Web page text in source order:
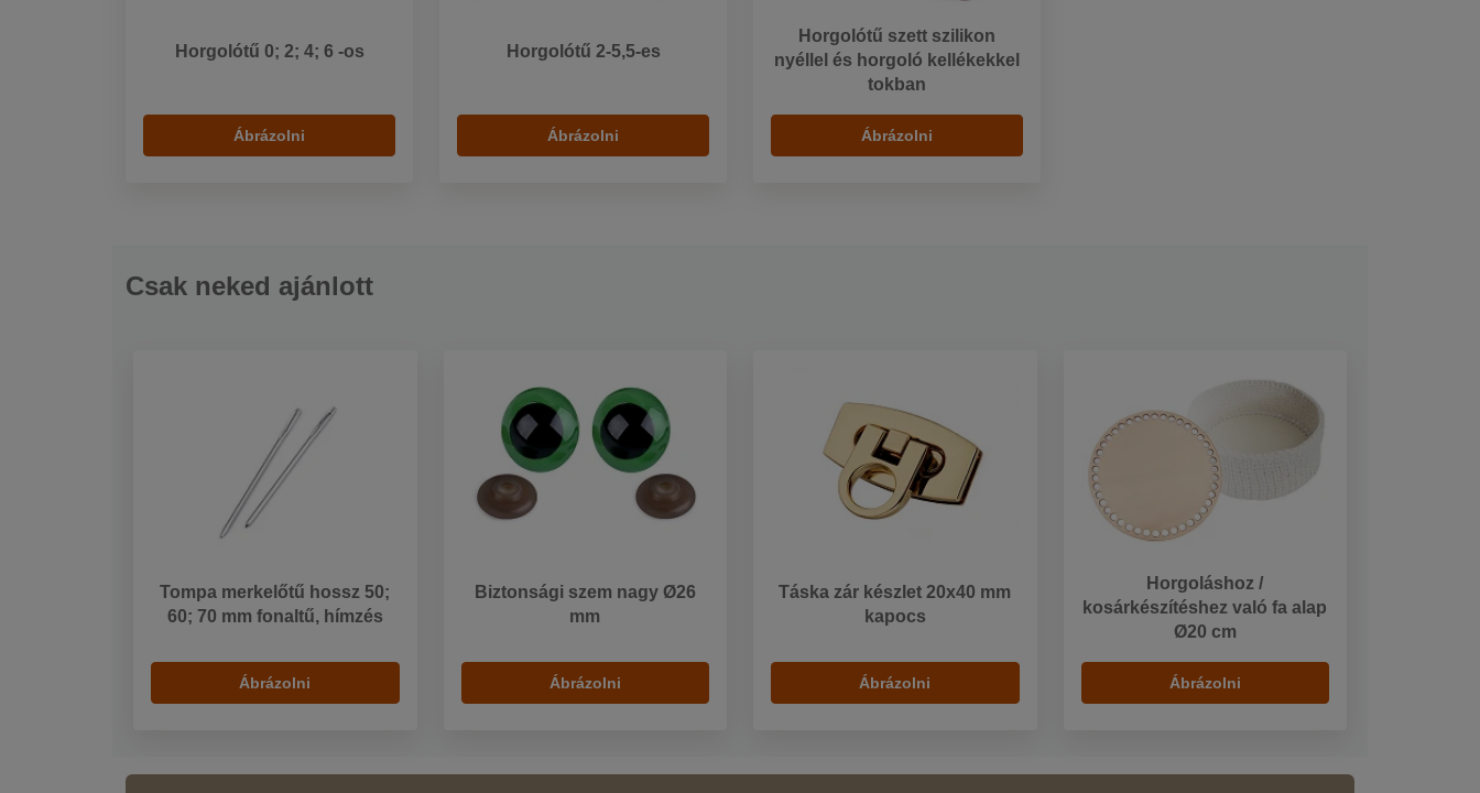
Horgolótű 0; 2; 4; 6 -os
Ábrázolni
Horgolótű 2-5,5-es
Ábrázolni
Horgolótű szett szilikon
nyéllel és horgoló kellékekkel
tokban
Ábrázolni
Csak neked ajánlott
Tompa merkelőtű hossz 50;
60; 70 mm fonaltű, hímzés
Ábrázolni
Biztonsági szem nagy Ø26
mm
Ábrázolni
Táska zár készlet 20x40 mm
kapocs
Ábrázolni
Horgoláshoz /
kosárkészítéshez való fa alap
Ø20 cm
Ábrázolni